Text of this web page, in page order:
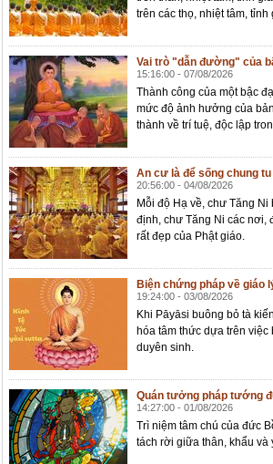
trên các thọ, nhiệt tâm, tỉnh
Vai trò "dẫn đường" của
15:16:00 - 07/08/2026
Thành công của một bậc
mức độ ảnh hưởng của
thành về trí tuệ, độc lập
An cư là để sống chung
20:56:00 - 04/08/2026
Mỗi độ Hạ về, chư Tăng
định, chư Tăng Ni các nơi,
rất đẹp của Phật giáo.
Biện chứng pháp về giáo
19:24:00 - 03/08/2026
Khi Pāyāsi buông bỏ tà
hóa tâm thức dựa trên
duyên sinh.
Quán tưởng pháp tướng
14:27:00 - 01/08/2026
Trì niệm tâm chú của đức
tách rời giữa thân, khẩu và